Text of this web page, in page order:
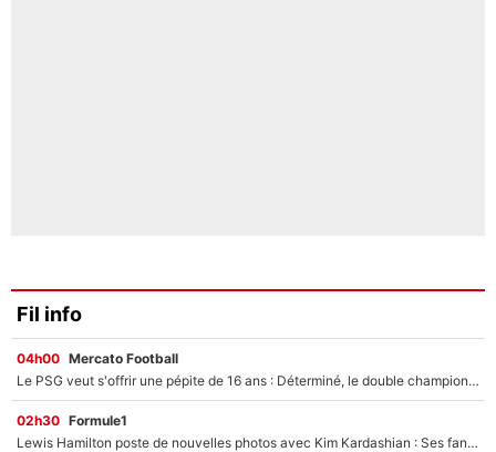
Fil info
04h00 Mercato Football
Le PSG veut s'offrir une pépite de 16 ans : Déterminé, le double champion d'Europe en titre est prêt à lâcher 40M€ pour celui que l'on compare déjà à Vinicius Jr !
02h30 Formule1
Lewis Hamilton poste de nouvelles photos avec Kim Kardashian : Ses fans le voient déjà redevenir champion du monde de F1 grâce à elle !